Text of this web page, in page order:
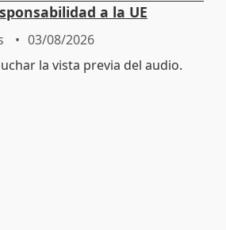
a la UE
03/08/2026